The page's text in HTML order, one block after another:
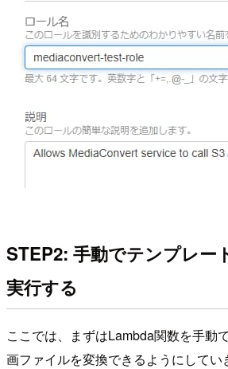
STEP2: 手動でテンプレー
実行する
ここでは、まずはLambda関数を手動
画ファイルを変換できるようにしてい